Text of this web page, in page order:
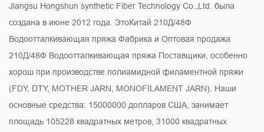
Jiangsu Hongshun synthetic Fiber Technology Co.,Ltd. была
создана в июне 2012 года. ЭтоКитай 210Д/48Ф
Водоотталкивающая пряжа Фабрика и Оптовая продажа
210Д/48Ф Водоотталкивающая пряжа Поставщики , особенно
хорош при производстве полиамидной филаментной пряжи
(FDY, DTY, MOTHER JARN, MONOFILAMENT JARN). Наши
основные средства: 15000000 долларов США, занимает
площадь 105228 квадратных метров, 31000 квадратных